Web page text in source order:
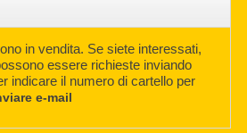
in vendita. Se siete interessati,
essere richieste inviando
indicare il numero di cartello per
e-mail